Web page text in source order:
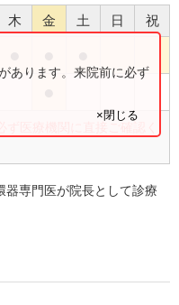
木 金 土 日 祝
医療機関に直接ご確認く
あります。来院前に必ず
×閉じる
器専門医が院長として診療